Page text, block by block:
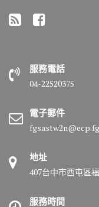
服務電話
04-22520375
電子郵件
地址
407台中市西屯區
服務時間